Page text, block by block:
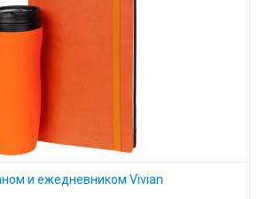
и ежедневником Vivian